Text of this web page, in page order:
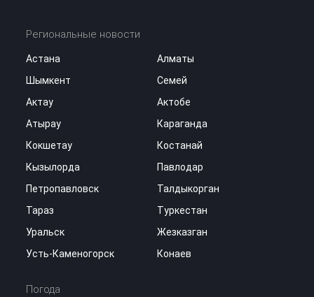
Региональные новости
Астана
Алматы
Шымкент
Семей
Актау
Актобе
Атырау
Караганда
Кокшетау
Костанай
Кызылорда
Павлодар
Петропавловск
Талдыкорган
Тараз
Туркестан
Уральск
Жезказган
Усть-Каменогорск
Конаев
Погода